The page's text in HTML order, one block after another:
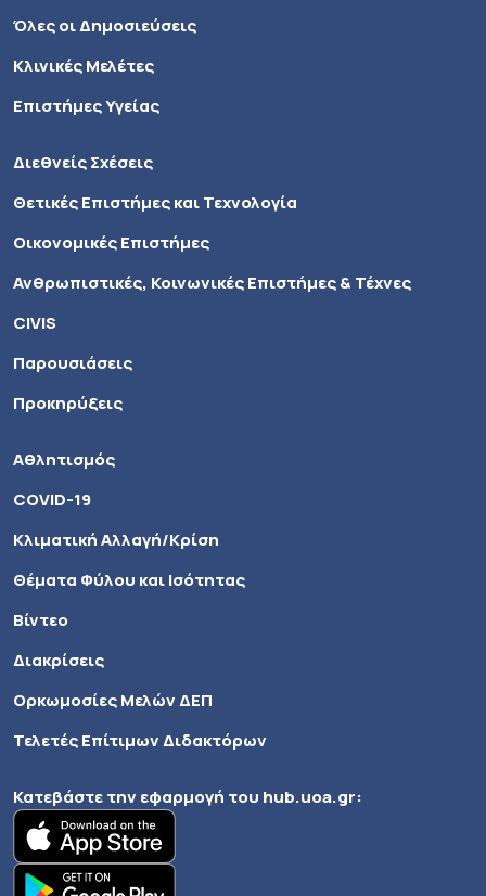
Όλες οι Δημοσιεύσεις
Κλινικές Μελέτες
Επιστήμες Υγείας
Διεθνείς Σχέσεις
Θετικές Επιστήμες και Τεχνολογία
Οικονομικές Επιστήμες
Ανθρωπιστικές, Κοινωνικές Επιστήμες & Τέχνες
CIVIS
Παρουσιάσεις
Προκηρύξεις
Αθλητισμός
COVID-19
Κλιματική Αλλαγή/Κρίση
Θέματα Φύλου και Ισότητας
Βίντεο
Διακρίσεις
Ορκωμοσίες Μελών ΔΕΠ
Τελετές Επίτιμων Διδακτόρων
Κατεβάστε την εφαρμογή του hub.uoa.gr: